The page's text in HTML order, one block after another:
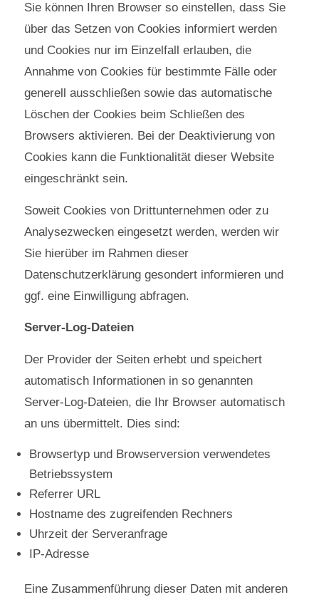
Sie können Ihren Browser so einstellen, dass Sie
über das Setzen von Cookies informiert werden
und Cookies nur im Einzelfall erlauben, die
Annahme von Cookies für bestimmte Fälle oder
generell ausschließen sowie das automatische
Löschen der Cookies beim Schließen des
Browsers aktivieren. Bei der Deaktivierung von
Cookies kann die Funktionalität dieser Website
eingeschränkt sein.
Soweit Cookies von Drittunternehmen oder zu
Analysezwecken eingesetzt werden, werden wir
Sie hierüber im Rahmen dieser
Datenschutzerklärung gesondert informieren und
ggf. eine Einwilligung abfragen.
Server-Log-Dateien
Der Provider der Seiten erhebt und speichert
automatisch Informationen in so genannten
Server-Log-Dateien, die Ihr Browser automatisch
an uns übermittelt. Dies sind:
Browsertyp und Browserversion verwendetes
Betriebssystem
Referrer URL
Hostname des zugreifenden Rechners
Uhrzeit der Serveranfrage
IP-Adresse
Eine Zusammenführung dieser Daten mit anderen